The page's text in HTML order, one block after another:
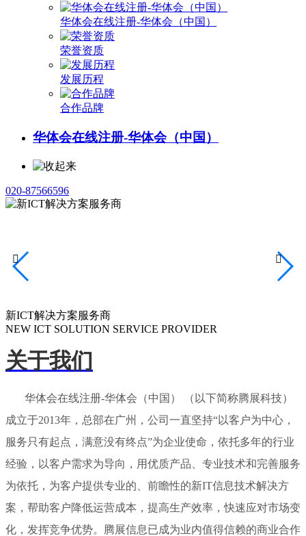
华体会在线注册-华体会（中国）
荣誉资质
发展历程
合作品牌
华体会在线注册-华体会（中国）
020-87566596
新ICT解决方案服务商
NEW ICT SOLUTION SERVICE PROVIDER
 
关于我们
华体会在线注册-华体会（中国） （以下简称腾展科技）
成立于2013年，总部在广州，公司一直坚持“以客户为中心，
服务只有起点，满意没有终点”为企业使命，依托多年的行业
经验，以客户需求为导向，用优质产品、专业技术和完善服务
为依托，为客户提供专业的、前瞻性的新IT信息技术解决方
案，帮助客户降低运营成本，提高生产效率，快速应对市场变
化，发挥竞争优势。腾展信息已成为业内值得信赖的商业合作